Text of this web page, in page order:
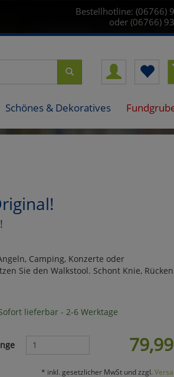
Bestellhotline: (06766)
oder (06766)
Schönes & Dekoratives
Camping, Konzerte oder
Sie den Walkstool. Schont Knie,
lieferbar - 2-6 Werktage
79,99
* inkl. gesetzlicher MwSt und zzgl.